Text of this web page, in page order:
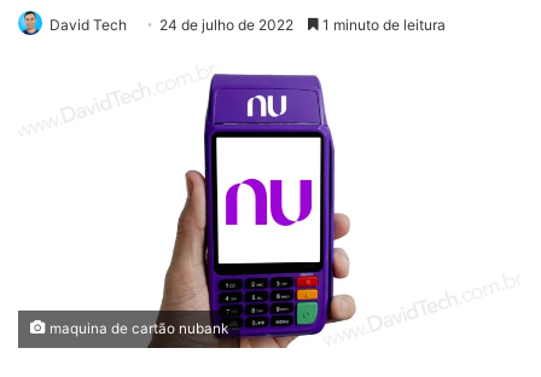
David Tech 24 de julho de 2022 1 minuto de leitura
maquina de cartão nubank